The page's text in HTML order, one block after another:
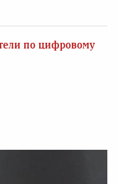
по цифровому